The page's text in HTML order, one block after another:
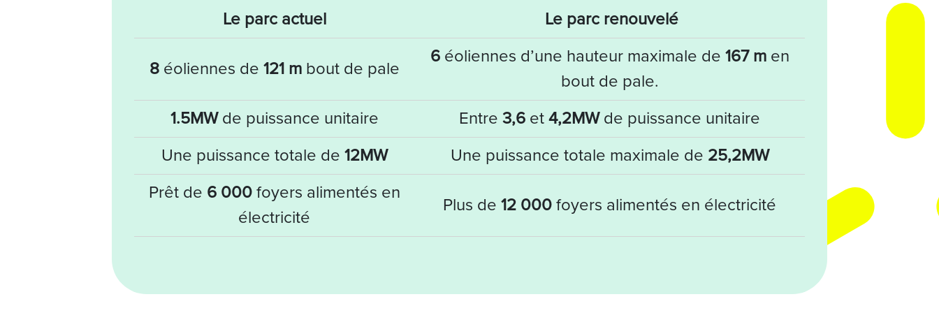
Le parc actuel Le parc renouvelé
8éoliennes de 121 mbout de pale
6éoliennes d’une hauteur maximale de 167 men
bout de pale.
1.5MWde puissance unitaire Entre 3,6 et 4,2MWde puissance unitaire
Une puissance totale de 12MW Une puissance totale maximale de 25,2MW
Prêt de 6 000foyers alimentés en
électricité
Plus de 12 000 foyers alimentés en électricité